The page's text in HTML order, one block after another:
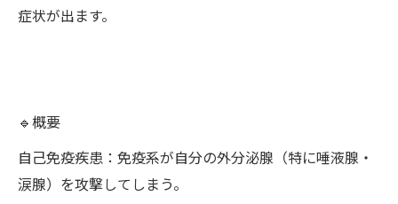
症状が出ます。
🔹概要
自己免疫疾患：免疫系が自分の外分泌腺（特に唾液腺・
涙腺）を攻撃してしまう。